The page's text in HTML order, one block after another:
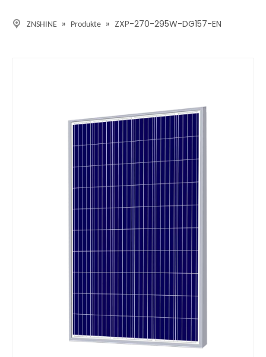
ZNSHINE » Produkte » ZXP-270-295W-DG157-EN